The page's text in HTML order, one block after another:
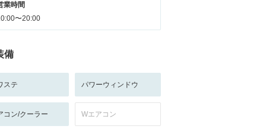
業時間
〜20:00
備
ステ パワーウィンドウ
コン/クーラー Wエアコン